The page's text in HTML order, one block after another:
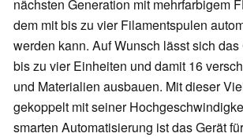
nächsten Generation mit mehrfarbigem
dem mit bis zu vier Filamentspulen
werden kann. Auf Wunsch lässt sich
bis zu vier Einheiten und damit 16
und Materialien ausbauen. Mit dieser
gekoppelt mit seiner
smarten Automatisierung ist das Gerät